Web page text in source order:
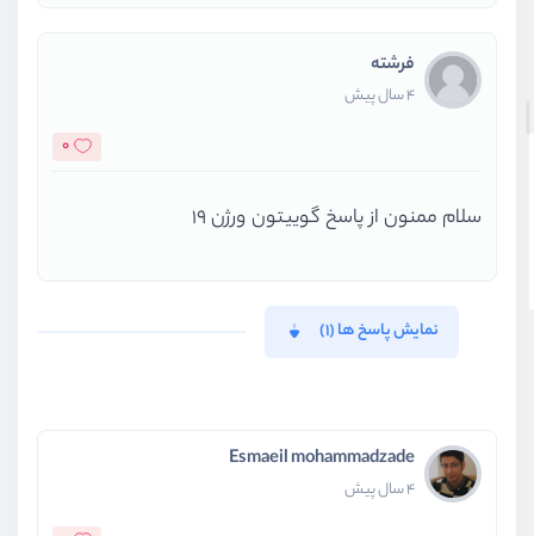
فرشته
4 سال پیش
0
سلام ممنون از پاسخ گوییتون ورژن 19
نمایش پاسخ ها (1)
Esmaeil mohammadzade
4 سال پیش